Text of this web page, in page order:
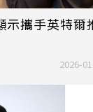
示攜手英特爾
2026-